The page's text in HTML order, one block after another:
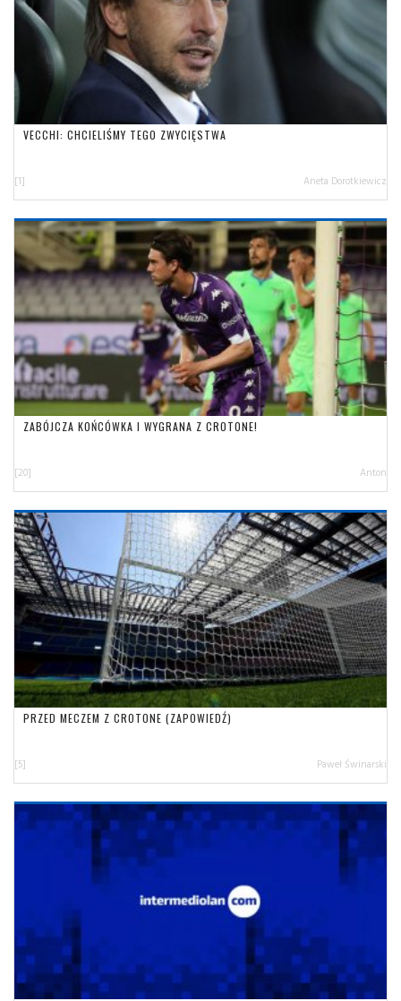
VECCHI: CHCIELIŚMY TEGO ZWYCIĘSTWA
[1] Aneta Dorotkiewicz
ZABÓJCZA KOŃCÓWKA I WYGRANA Z CROTONE!
[20] Anton
PRZED MECZEM Z CROTONE (ZAPOWIEDŹ)
[5] Paweł Świnarski